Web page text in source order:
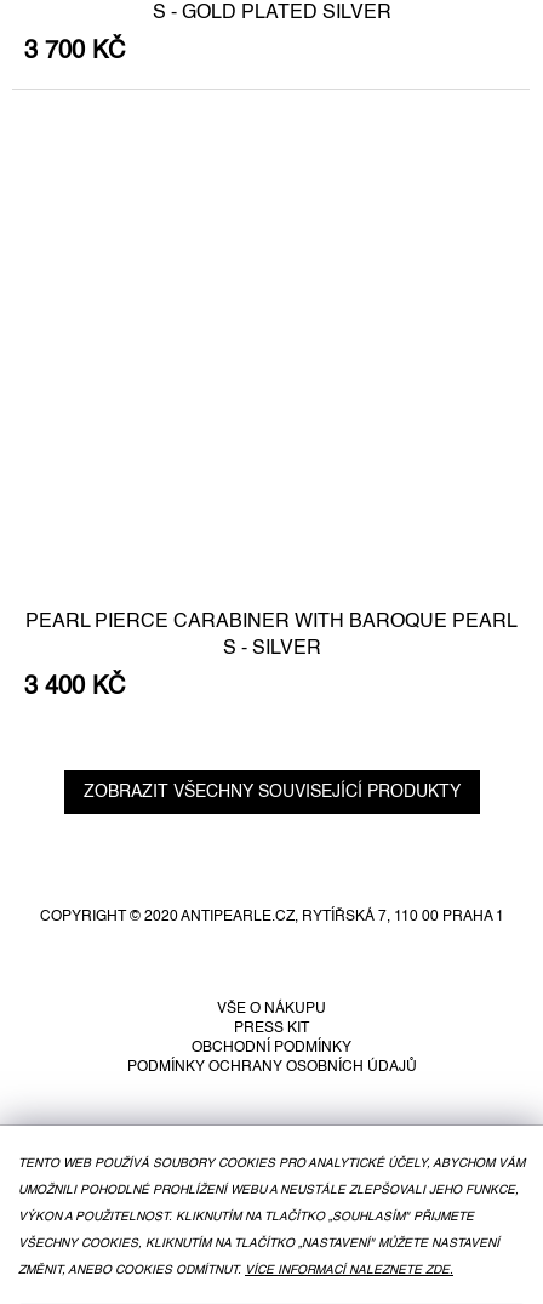
TENTO WEB POUŽÍVÁ SOUBORY COOKIES PRO ANALYTICKÉ ÚČELY, ABYCHOM VÁM
UMOŽNILI POHODLNÉ PROHLÍŽENÍ WEBU A NEUSTÁLE ZLEPŠOVALI JEHO FUNKCE,
VÝKON A POUŽITELNOST. KLIKNUTÍM NA TLAČÍTKO „SOUHLASÍM" PŘIJMETE
VŠECHNY COOKIES, KLIKNUTÍM NA TLAČÍTKO „NASTAVENÍ" MŮŽETE NASTAVENÍ
ZMĚNIT, ANEBO COOKIES ODMÍTNUT. VÍCE INFORMACÍ NALEZNETE ZDE.
S - GOLD PLATED SILVER
3 700 KČ
PEARL PIERCE CARABINER WITH BAROQUE PEARL
S - SILVER
3 400 KČ
ZOBRAZIT VŠECHNY SOUVISEJÍCÍ PRODUKTY
COPYRIGHT © 2020 ANTIPEARLE.CZ, RYTÍŘSKÁ 7, 110 00 PRAHA 1
VŠE O NÁKUPU
PRESS KIT
OBCHODNÍ PODMÍNKY
PODMÍNKY OCHRANY OSOBNÍCH ÚDAJŮ